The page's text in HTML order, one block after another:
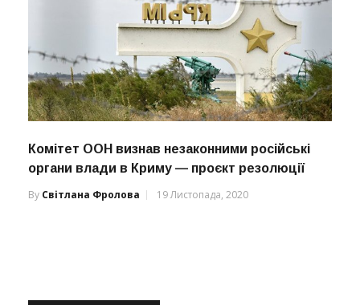
Комітет ООН визнав незаконними російські
органи влади в Криму — проєкт резолюції
By Світлана Фролова 19 Листопада, 2020